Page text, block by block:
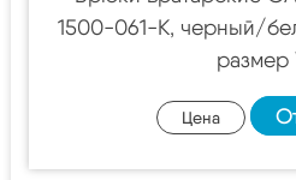
1500-061-K, черный/
размер
Цена